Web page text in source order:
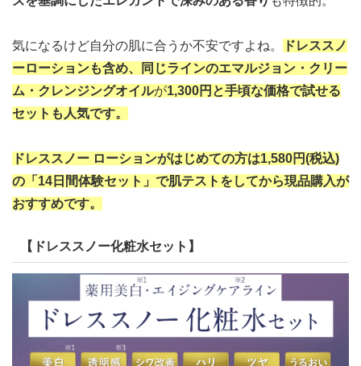
気になるけど自分の肌に合うか不安ですよね。
ドレススノ
ーローションも含め、同じラインのエマルジョン・クリー
ム・クレンジングオイルが1,300円と手頃な価格で試せる
セットも人気です。
ドレススノー ローションがはじめての方は1,580円(税込)
の「14日間体験セット」で肌テストをしてから現品購入が
おすすめです。
【ドレススノー化粧水セット】